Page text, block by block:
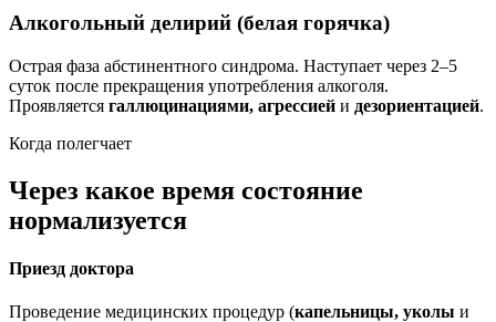
Алкогольный делирий (белая горячка)
Острая фаза абстинентного синдрома. Наступает через 2–5
суток после прекращения употребления алкоголя.
Проявляется галлюцинациями, агрессией и дезориентацией.
Когда полегчает
Через какое время состояние
нормализуется
Приезд доктора
Проведение медицинских процедур (капельницы, уколы и